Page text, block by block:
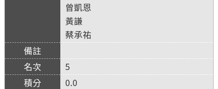
曾凱恩
黃謙
蔡承祐
5
0.0